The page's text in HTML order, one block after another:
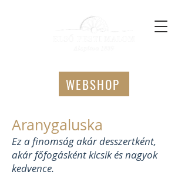
WEBSHOP
Aranygaluska
Ez a finomság akár desszertként,
akár főfogásként kicsik és nagyok
kedvence.